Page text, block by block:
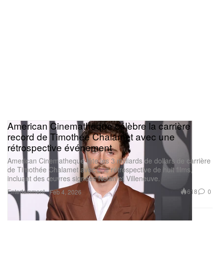
Entertainment
American Cinematheque célèbre la carrière
record de Timothée Chalamet avec une
rétrospective événement
American Cinematheque fête les 3 milliards de dollars de carrière
de Timothée Chalamet avec une rétrospective de huit films,
incluant des œuvres signées Nolan et Villeneuve.
Feb 4, 2026 618 0